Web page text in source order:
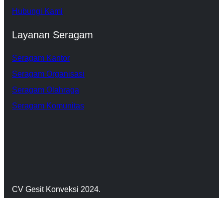
Hubungi Kami
Layanan Seragam
Seragam Kantor
Seragam Organisasi
Seragam Olahraga
Seragam Komunitas
CV Gesit Konveksi 2024.